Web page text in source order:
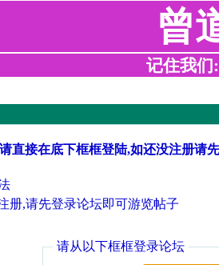
曾
记住我们
直接在底下框框登陆,如还没注册请
册,请先登录论坛即可游览帖子
请从以下框框登录论坛